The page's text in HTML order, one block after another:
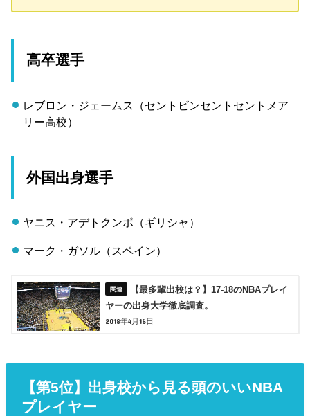
高卒選手
レブロン・ジェームス（セントビンセントセントメア
リー高校）
外国出身選手
ヤニス・アデトクンポ（ギリシャ）
マーク・ガソル（スペイン）
【最多輩出校は？】17-18のNBAプレイ
ヤーの出身大学徹底調査。
2018年4月16日
【第5位】出身校から見る頭のいいNBA
プレイヤー